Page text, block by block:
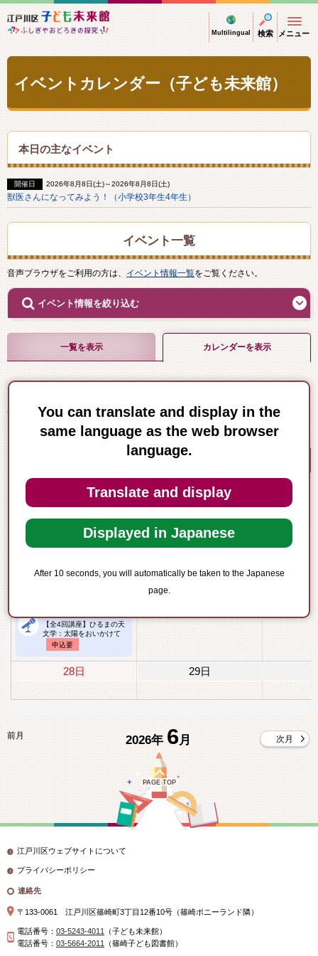
You can translate and display in the
same language as the web browser
language.
Translate and display
Displayed in Japanese
After 10 seconds, you will automatically be taken to the Japanese
page.
江戸川区子ども未来館 ふしぎやおどろきの探
Multilingual 検索 メニュー
イベントカレンダー（子ども未来館）
本日の主なイベント
開催日 2026年8月8日(土)～2026年8月8日(土)
獣医さんになってみよう！（小学校3年生4年生）
イベント一覧
音声ブラウザをご利用の方は、イベント情報一覧をご覧ください。
イベント情報を絞り込む
一覧を表示 カレンダーを表示
前月 2026年 6月 次月
7日 8日
【全4回講座】ひるまの天
文学：太陽をおいかけて
申込要
28日 29日
前月 2026年 6月 次月
江戸川区ウェブサイトについて
プライバシーポリシー
連絡先
〒133-0061 江戸川区篠崎町3丁目12番10号（篠崎ポニーランド隣）
電話番号： 03-5243-4011
（子ども未来館）
電話番号： 03-5664-2011 （篠崎子ども図書館）
PAGE TOP